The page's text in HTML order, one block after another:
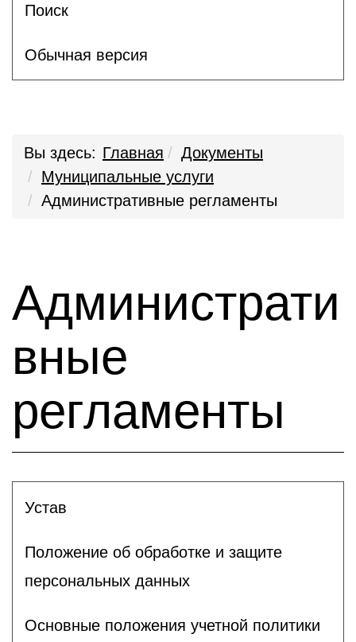
Поиск
Обычная версия
Вы здесь: Главная
Документы
Муниципальные услуги
Административные регламенты
Администрати
вные
регламенты
Устав
Положение об обработке и защите
персональных данных
Основные положения учетной политики